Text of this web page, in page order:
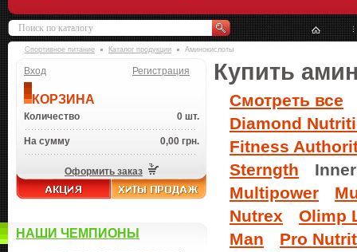
Спортивное питание Каталог продукции Аминокислоты
Вход Регистрация
КОРЗИНА
Количество 0 шт.
На сумму 0,00 грн.
Оформить заказ
НАШИ ЧЕМПИОНЫ
Купить
Смотреть все
Diamond
Fitness
Sterngth
Multipower
Nutrex
Olimp
Man
Pro